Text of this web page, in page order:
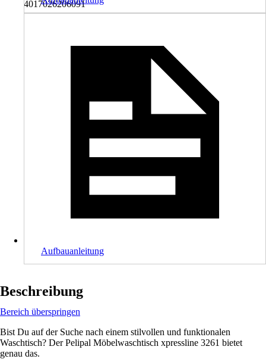
4017026206091
Aufbauanleitung
Beschreibung
Bereich überspringen
Bist Du auf der Suche nach einem stilvollen und funktionalen
Waschtisch? Der Pelipal Möbelwaschtisch xpressline 3261 bietet
genau das.